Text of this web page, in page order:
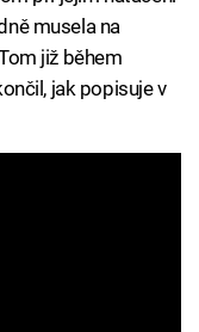
musela na
již během
jak popisuje v